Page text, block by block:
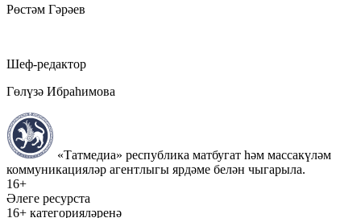
Рөстәм Гәрәев
Шеф-редактор
Гөлүзә Ибраһимова
«Татмедиа» республика матбугат һәм массакүләм
коммуникацияләр агентлыгы ярдәме белән чыгарыла.
16+
Әлеге ресурста
16+ категорияләренә